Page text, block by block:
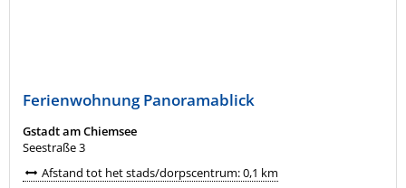
Ferienwohnung Panoramablick
Gstadt am Chiemsee
Seestraße 3
Afstand tot het stads/dorpscentrum: 0,1 km